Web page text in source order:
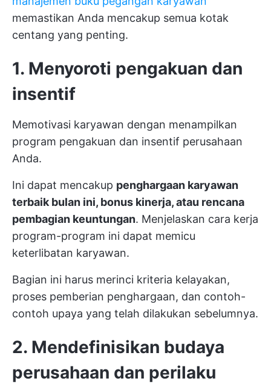
memastikan Anda mencakup semua kotak
centang yang penting.
1. Menyoroti pengakuan dan
insentif
Memotivasi karyawan dengan menampilkan
program pengakuan dan insentif perusahaan
Anda.
Ini dapat mencakup penghargaan karyawan
terbaik bulan ini, bonus kinerja, atau rencana
pembagian keuntungan. Menjelaskan cara kerja
program-program ini dapat memicu
keterlibatan karyawan.
Bagian ini harus merinci kriteria kelayakan,
proses pemberian penghargaan, dan contoh-
contoh upaya yang telah dilakukan sebelumnya.
2. Mendefinisikan budaya
perusahaan dan perilaku